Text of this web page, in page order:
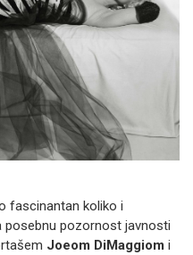
fascinantan koliko i
posebnu pozornost javnosti
Joeom DiMaggiom i